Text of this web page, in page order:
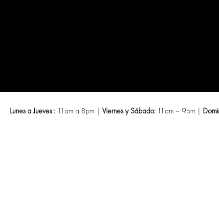
Lunes a Jueves :11am a 8pm | Viernes y Sábado:11am – 9pm |